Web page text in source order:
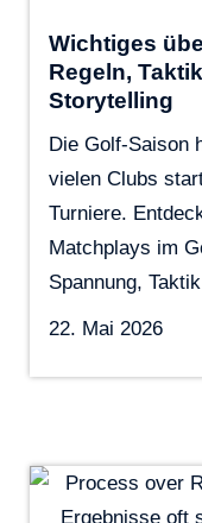
Wichtiges
Regeln,
Storytelling
Die Golf-Saison
vielen Clubs
Turniere.
Matchplays im
Spannung,
22. Mai 2026